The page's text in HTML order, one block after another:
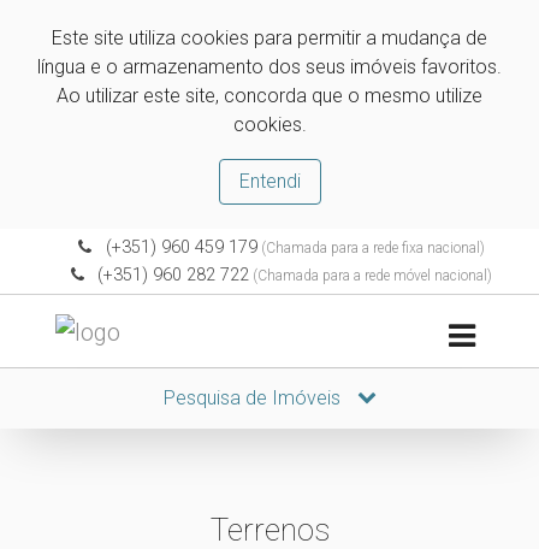
Este site utiliza cookies para permitir a mudança de
língua e o armazenamento dos seus imóveis favoritos.
Ao utilizar este site, concorda que o mesmo utilize
cookies.
Entendi
(+351) 960 459 179(Chamada para a rede fixa nacional)
(+351) 960 282 722 (Chamada para a rede móvel nacional)
Pesquisa de Imóveis
Terrenos